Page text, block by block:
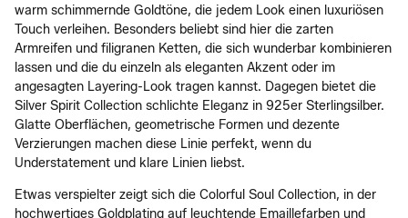
warm schimmernde Goldtöne, die jedem Look einen luxuriösen
Touch verleihen. Besonders beliebt sind hier die zarten
Armreifen und filigranen Ketten, die sich wunderbar kombinieren
lassen und die du einzeln als eleganten Akzent oder im
angesagten Layering-Look tragen kannst. Dagegen bietet die
Silver Spirit Collection schlichte Eleganz in 925er Sterlingsilber.
Glatte Oberflächen, geometrische Formen und dezente
Verzierungen machen diese Linie perfekt, wenn du
Understatement und klare Linien liebst.
Etwas verspielter zeigt sich die Colorful Soul Collection, in der
hochwertiges Goldplating auf leuchtende Emaillefarben und